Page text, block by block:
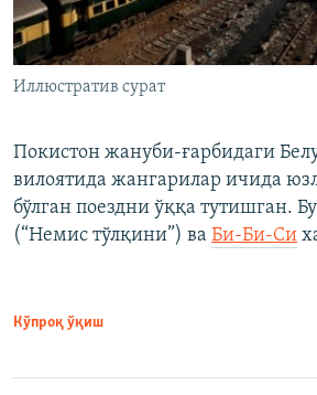
Иллюстратив сурат
Покистон жануби-ғарбидаги
вилоятида жангарилар ичида
бўлган поездни ўққа тутишган.
(“Немис тўлқини”) ва Би-Би-Си
Кўпроқ ўқиш